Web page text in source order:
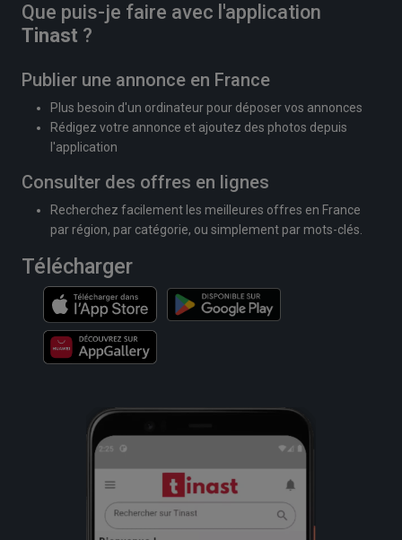
Que puis-je faire avec l'application
Tinast ?
Publier une annonce en France
Plus besoin d'un ordinateur pour déposer vos annonces
Rédigez votre annonce et ajoutez des photos depuis
l'application
Consulter des offres en lignes
Recherchez facilement les meilleures offres en France
par région, par catégorie, ou simplement par mots-clés.
Télécharger